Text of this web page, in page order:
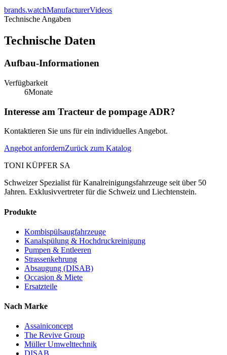
brands.watchManufacturerVideos
Technische Angaben
Technische Daten
Aufbau-Informationen
Verfügbarkeit
6Monate
Interesse am Tracteur de pompage ADR?
Kontaktieren Sie uns für ein individuelles Angebot.
Angebot anfordernZurück zum Katalog
TONI KÜPFER SA
Schweizer Spezialist für Kanalreinigungsfahrzeuge seit über 50
Jahren. Exklusivvertreter für die Schweiz und Liechtenstein.
Produkte
Kombispülsaugfahrzeuge
Kanalspülung & Hochdruckreinigung
Pumpen & Entleeren
Strassenkehrung
Absaugung (DISAB)
Occasion & Miete
Ersatzteile
Nach Marke
Assainiconcept
The Revive Group
Müller Umwelttechnik